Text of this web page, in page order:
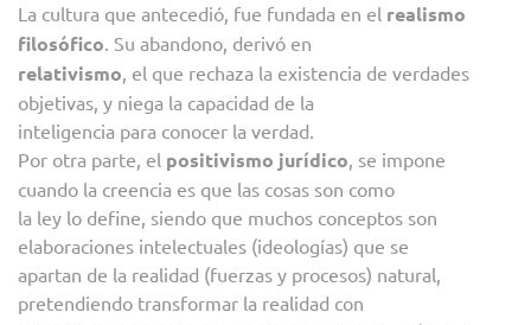
La cultura que antecedió, fue fundada en el realismo
filosófico. Su abandono, derivó en
relativismo, el que rechaza la existencia de verdades
objetivas, y niega la capacidad de la
inteligencia para conocer la verdad.
Por otra parte, el positivismo jurídico, se impone
cuando la creencia es que las cosas son como
la ley lo define, siendo que muchos conceptos son
elaboraciones intelectuales (ideologías) que se
apartan de la realidad (fuerzas y procesos) natural,
pretendiendo transformar la realidad con